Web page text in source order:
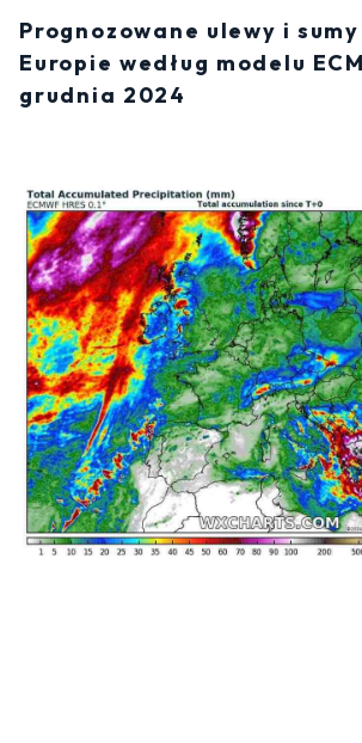
Prognozowane ulewy i
Europie według modelu
grudnia 2024